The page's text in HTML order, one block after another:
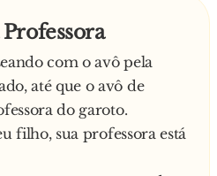
baixas e sempre ficava
minha mãe ficou me
até que me tornei um
turma!
de chegar em casa
com o avô pela
até que o avô de
do garoto.
filho, sua professora está